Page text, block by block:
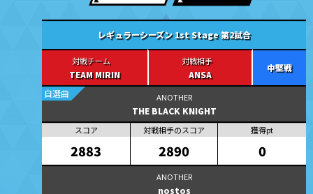
レギュラーシーズン 1st Stage 第2試合
TEAM MIRIN ANSA
中堅戦
自選曲
THE BLACK KNIGHT
2883 2890 0
nostos